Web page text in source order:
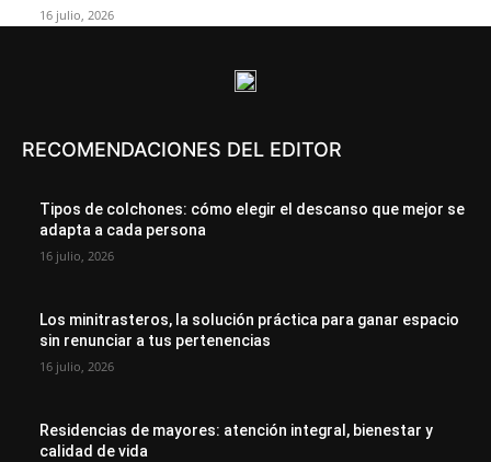
16 julio, 2026
RECOMENDACIONES DEL EDITOR
Tipos de colchones: cómo elegir el descanso que mejor se
adapta a cada persona
16 julio, 2026
Los minitrasteros, la solución práctica para ganar espacio
sin renunciar a tus pertenencias
16 julio, 2026
Residencias de mayores: atención integral, bienestar y
calidad de vida